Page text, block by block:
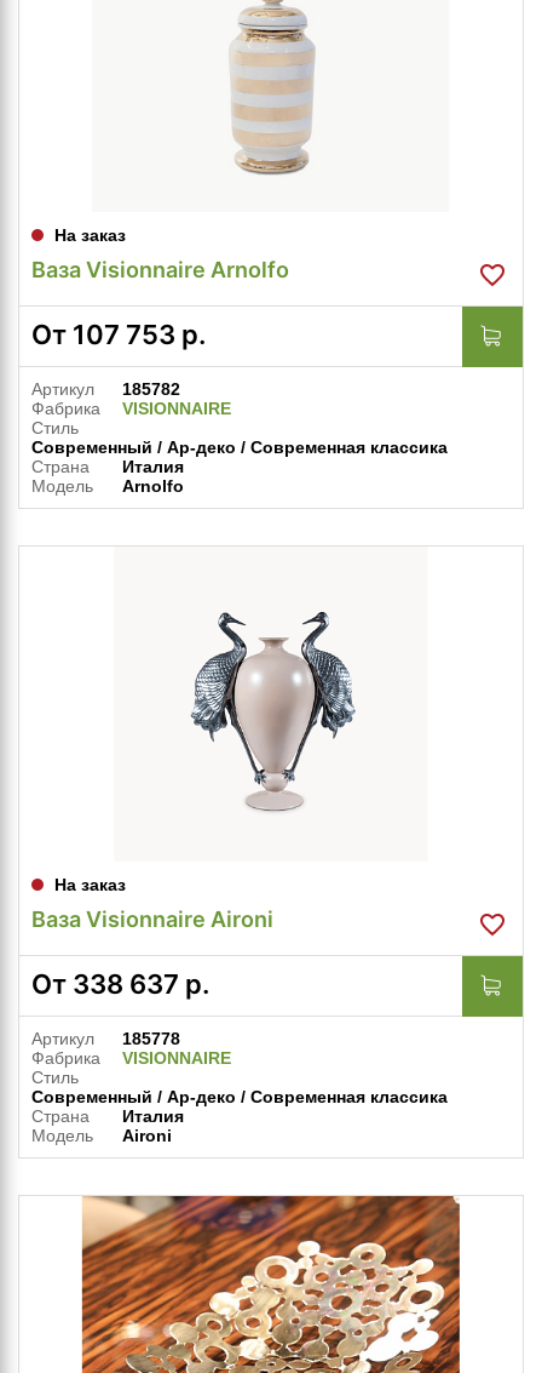
На заказ
Ваза Visionnaire Arnolfo
От 107 753 р.
Артикул
185782
Фабрика
VISIONNAIRE
Стиль
Современный / Ар-деко / Современная классика
Страна
Италия
Модель
Arnolfo
На заказ
Ваза Visionnaire Aironi
От 338 637 р.
Артикул
185778
Фабрика
VISIONNAIRE
Стиль
Современный / Ар-деко / Современная классика
Страна
Италия
Модель
Aironi